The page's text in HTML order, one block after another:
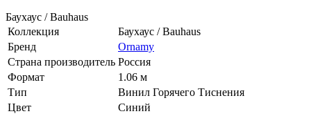
Баухаус / Bauhaus
Коллекция
Баухаус / Bauhaus
Бренд
Ornamy
Страна производитель Россия
Формат
1.06 м
Тип
Винил Горячего Тиснения
Цвет
Синий